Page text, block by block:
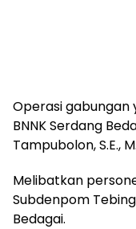
Operasi gabungan
BNNK Serdang
Tampubolon, S.E.,
Melibatkan
Subdenpom
Bedagai.